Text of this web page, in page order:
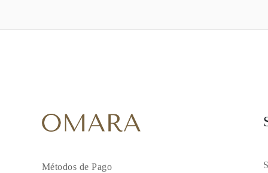
Métodos de Pago